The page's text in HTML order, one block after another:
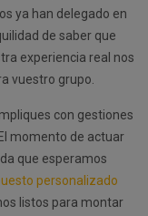
ya han delegado en
de saber que
experiencia real nos
vuestro grupo.
con gestiones
momento de actuar
que esperamos
personalizado
listos para montar